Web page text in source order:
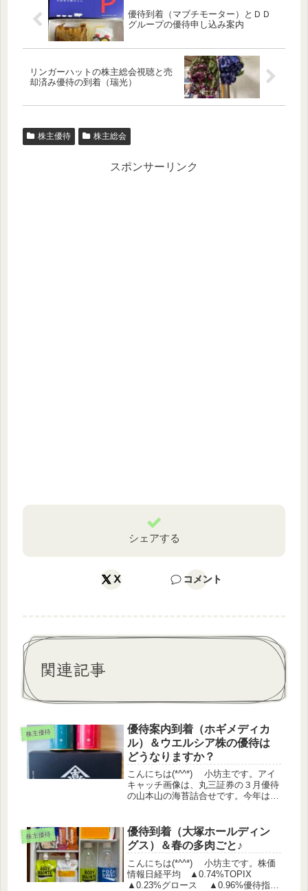
優待到着（マブチモーター）とＤＤ
グループの優待申し込み案内
リンガーハットの株主総会視聴と売
却済み優待の到着（瑞光）
株主優待 株主総会
スポンサーリンク
シェアする
X コメント
関連記事
株主優待
優待案内到着（ホギメディカ
ル）＆ウエルシア株の優待は
どうなりますか？
こんにちは(*^^*) 小坊主です。アイ
キャッチ画像は、丸三証券の３月優待
の山本山の海苔詰合せです。今年は
いものの、海苔の品質は従来品よりも
高いとのことです。昨年までのも...
株主優待
優待到着（大塚ホールディン
グス）＆春の多肉ごと♪
こんにちは(*^^*) 小坊主です。株価
情報日経平均 ▲0.74%TOPIX
▲0.23%グロース ▲0.96%優待指